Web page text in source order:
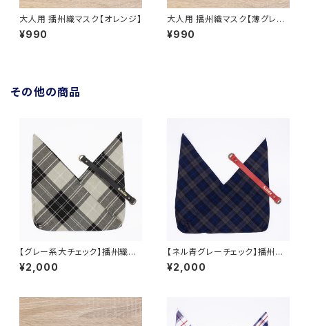
大人用 播州織マスク【オレンジ】
¥990
大人用 播州織マスク【薄グレ
ー】
¥990
その他の商品
【グレー系大チェック】播州織あ
づま袋
¥2,000
【ネル青グレーチェック】播州織
あづま袋
¥2,000